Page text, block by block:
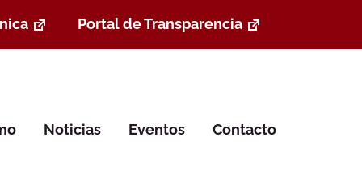
Portal de Transparencia
Noticias Eventos Contacto